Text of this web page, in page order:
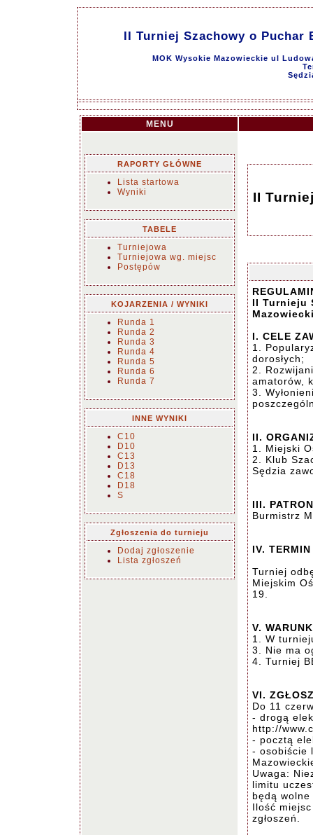
II Turniej Szachowy o Puchar
MOK Wysokie Mazowieckie ul
MENU
RAPORTY GŁÓWNE
Lista startowa
Wyniki
TABELE
Turniejowa
Turniejowa wg. miejsc
Postępów
KOJARZENIA / WYNIKI
Runda 1
Runda 2
Runda 3
Runda 4
Runda 5
Runda 6
Runda 7
INNE WYNIKI
C10
D10
C13
D13
C18
D18
S
Zgłoszenia do turnieju
Dodaj zgłoszenie
Lista zgłoszeń
II
II Turnieju
I. CELE
1.
dorosłych;
2.
amatorów,
3.
II.
1. Miejski
2. Klub
Sędzia
III.
Burmistrz
IV.
Turniej
Miejskim
19.
V.
1. W
3. Nie ma
4. Turniej
VI.
Do 11
- drogą
http://
- pocztą
- osobiście
Uwaga:
limitu
będą
Ilość
zgłoszeń.